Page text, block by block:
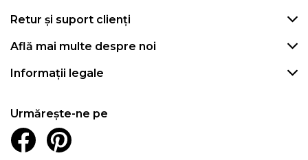
Retur și suport clienți
Află mai multe despre noi
Informații legale
Urmărește-ne pe